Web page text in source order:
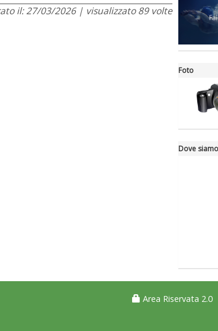
il: 27/03/2026 | visualizzato 89 volte
Foto
Dove siamo
Area Riservata 2.0